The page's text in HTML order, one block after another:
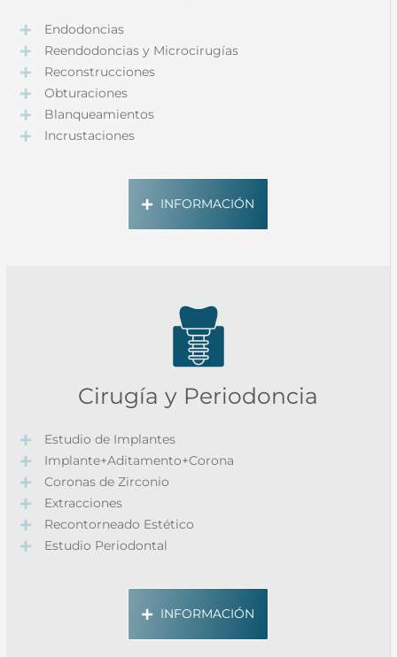
Endodoncias
Reendodoncias y Microcirugías
Reconstrucciones
Obturaciones
Blanqueamientos
Incrustaciones
INFORMACIÓN
Cirugía y Periodoncia
Estudio de Implantes
Implante+Aditamento+Corona
Coronas de Zirconio
Extracciones
Recontorneado Estético
Estudio Periodontal
INFORMACIÓN